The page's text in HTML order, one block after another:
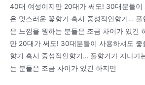
40대 여성이지만 20대가 써도! 30대분들이
은 멋스러운 꽃향기 혹시 중성적인향기… 풀
은 느낌을 원하는 분들은 조금 차이가 있긴
만 20대가 써도! 30대분들이 사용하셔도 좋
향기 혹시 중성적인향기… 풀향기가 지나가
는 분들은 조금 차이가 있긴 하지만